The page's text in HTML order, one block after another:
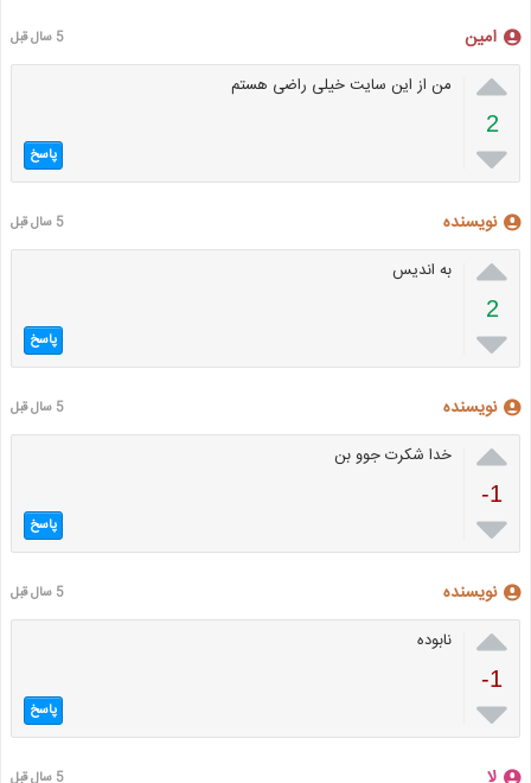
امین 5 سال قبل

2

من از این سایت خیلی راضی هستم
پاسخ
نویسنده 5 سال قبل

2

به اندیس
پاسخ
نویسنده 5 سال قبل

-1

خدا شکرت جوو بن
پاسخ
نویسنده 5 سال قبل

-1

نابوده
پاسخ
5 سال قبل